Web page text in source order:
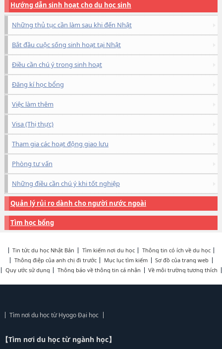
Hướng dẫn sinh hoạt cho du học sinh
Những thủ tục cần làm sau khi đến Nhật
Bắt đầu cuộc sống sinh hoạt tại Nhật
Điều cần chú ý trong sinh hoạt
Đăng kí học bổng
Việc làm thêm
Visa (Thị thực)
Tham gia các hoạt động giao lưu
Phòng tư vấn
Những điều cần chú ý khi tốt nghiệp
Quản lý rủi ro dành cho người nước ngoài
Tìm học bổng
Tin tức du học Nhật Bản Tìm kiếm nơi du học
Thông tin có ích về du học
Thông điệp của anh chị đi trước
Mục lục tìm kiếm
Sơ đồ của trang web
Quy ước sử dụng
Thông báo về thông tin cá nhân Về môi trường tương thích
Tìm nơi du học từ Hyogo Đại học
【Tìm nơi du học từ ngành học】